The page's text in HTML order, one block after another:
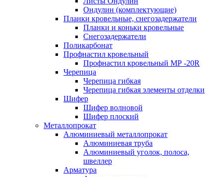
Ондулин (комплектующие)
Планки кровельные, снегозадержатели
Планки и коньки кровельные
Снегозадержатели
Поликарбонат
Профнастил кровельный
Профнастил кровельный МР -20R
Черепица
Черепица гибкая
Черепица гибкая элементы отделки
Шифер
Шифер волновой
Шифер плоский
Металлопрокат
Алюминиевый металлопрокат
Алюминиевая труба
Алюминиевый уголок, полоса,
швеллер
Арматура